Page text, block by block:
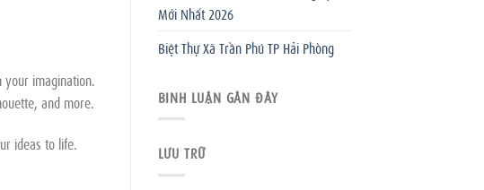
your imagination.
and more.
ideas to life.
Mới Nhất 2026
Biệt Thự Xã Trần Phú TP Hải Phòng
BÌNH LUẬN GẦN ĐÂY
LƯU TRỮ